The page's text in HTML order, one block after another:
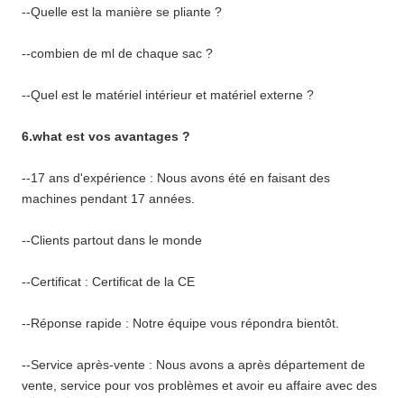
--Quelle est la manière se pliante ?
--combien de ml de chaque sac ?
--Quel est le matériel intérieur et matériel externe ?
6.what est vos avantages ?
--17 ans d'expérience : Nous avons été en faisant des
machines pendant 17 années.
--Clients partout dans le monde
--Certificat : Certificat de la CE
--Réponse rapide : Notre équipe vous répondra bientôt.
--Service après-vente : Nous avons a après département de
vente, service pour vos problèmes et avoir eu affaire avec des